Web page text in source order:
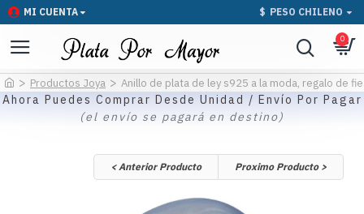
MI CUENTA $ PESO CHILENO
0
Productos Joya Anillo de plata de ley s925 a la moda, regalo de
Ahora Puedes Comprar Desde Unidad / Envío Por Pagar
(el envío se pagará en destino)
< Anterior Producto Proximo Producto >